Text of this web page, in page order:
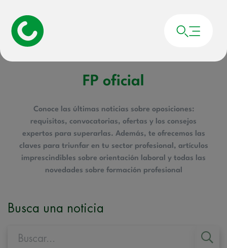
Portada»
FP oficial
Conoce las últimas noticias sobre oposiciones:
requisitos, convocatorias, ofertas y los consejos
expertos para superarlas. Además, te ofrecemos las
claves para triunfar en tu sector profesional, artículos
imprescindibles sobre orientación laboral y todas las
novedades sobre formación profesional
Busca una noticia